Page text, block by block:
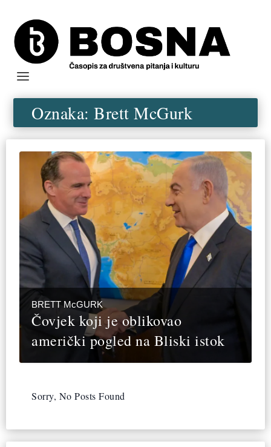
Oznaka:Brett McGurk
BRETT McGURK
Čovjek koji je oblikovao
američki pogled na Bliski istok
Sorry, No Posts Found